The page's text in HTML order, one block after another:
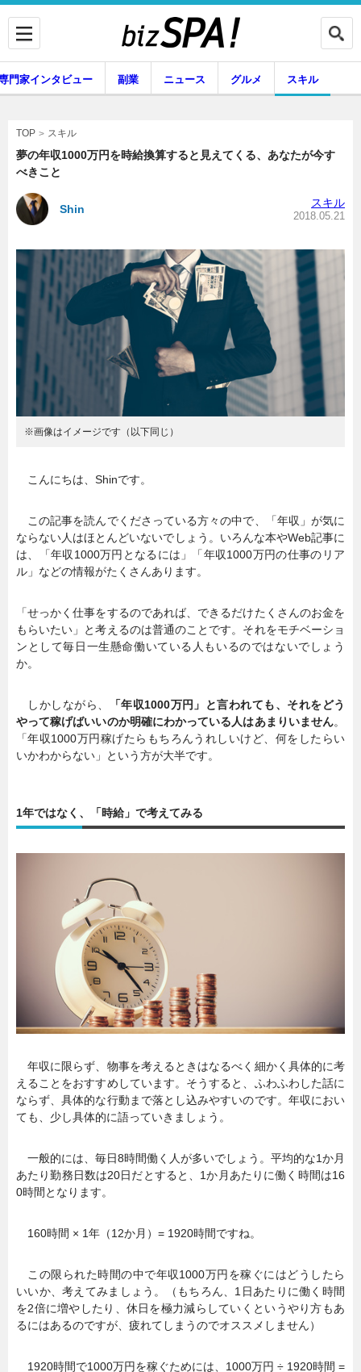
専門家インタビュー
副業 ニュース
グルメ スキル
エンタメ
門家インタビュー 副業 ニュース グルメ スキル
TOP スキル
夢の年収1000万円を時給換算すると見えてくる、あなたが今す
べきこと
Shin スキル
2018.05.21
※画像はイメージです（以下同じ）
こんにちは、Shinです。
この記事を読んでくださっている方々の中で、「年収」が気に
ならない人はほとんどいないでしょう。いろんな本やWeb記事に
は、「年収1000万円となるには」「年収1000万円の仕事のリア
ル」などの情報がたくさんあります。
「せっかく仕事をするのであれば、できるだけたくさんのお金を
もらいたい」と考えるのは普通のことです。それをモチベーショ
ンとして毎日一生懸命働いている人もいるのではないでしょう
か。
しかしながら、
「年収1000万円」と言われても、それをどう
やって稼げばいいのか明確にわかっている人はあまりいません。
「年収1000万円稼げたらもちろんうれしいけど、何をしたらい
いかわからない」という方が大半です。
1年ではなく、「時給」で考えてみる
年収に限らず、物事を考えるときはなるべく細かく具体的に考
えることをおすすめしています。そうすると、ふわふわした話に
ならず、具体的な行動まで落とし込みやすいのです。年収におい
ても、少し具体的に語っていきましょう。
一般的には、毎日8時間働く人が多いでしょう。平均的な1か月
あたり勤務日数は20日だとすると、1か月あたりに働く時間は16
0時間となります。
160時間 × 1年（12か月）= 1920時間ですね。
この限られた時間の中で年収1000万円を稼ぐにはどうしたら
いいか、考えてみましょう。（もちろん、1日あたりに働く時間
を2倍に増やしたり、休日を極力減らしていくというやり方もあ
るにはあるのですが、疲れてしまうのでオススメしません）
1920時間で1000万円を稼ぐためには、1000万円 ÷ 1920時間 =